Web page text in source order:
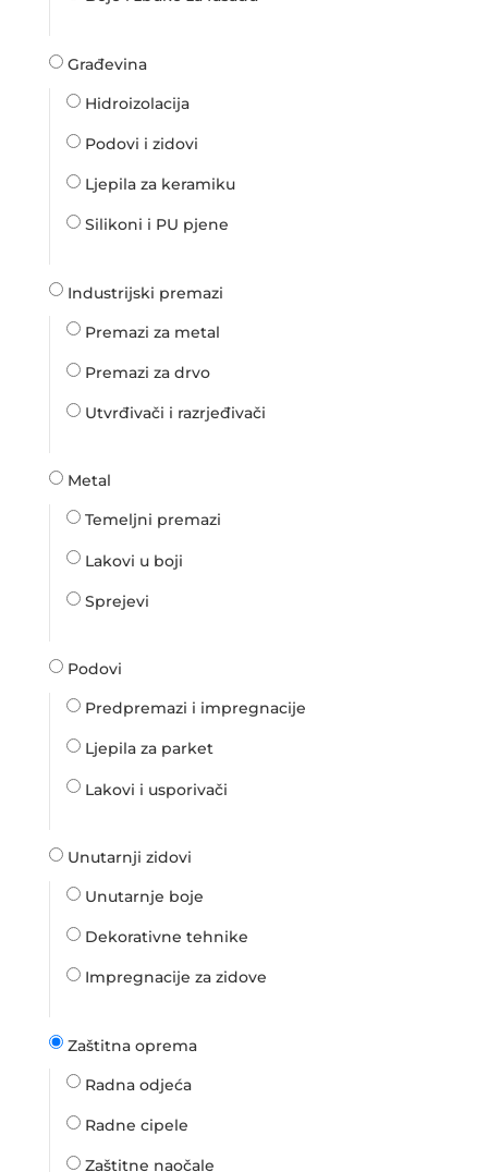
Građevina
Hidroizolacija
Podovi i zidovi
Ljepila za keramiku
Silikoni i PU pjene
Industrijski premazi
Premazi za metal
Premazi za drvo
Utvrđivači i razrjeđivači
Metal
Temeljni premazi
Lakovi u boji
Sprejevi
Podovi
Predpremazi i impregnacije
Ljepila za parket
Lakovi i usporivači
Unutarnji zidovi
Unutarnje boje
Dekorativne tehnike
Impregnacije za zidove
Zaštitna oprema
Radna odjeća
Radne cipele
Zaštitne naočale